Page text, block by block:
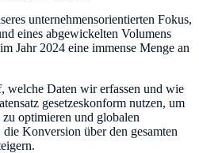
unternehmensorientierten Fokus,
eines abgewickelten Volumens
Jahr 2024 eine immense Menge an
welche Daten wir erfassen und wie
gesetzeskonform nutzen, um
optimieren und globalen
Konversion über den gesamten